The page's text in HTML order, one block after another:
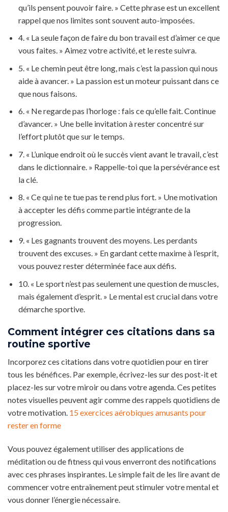
qu’ils pensent pouvoir faire. » Cette phrase est un excellent
rappel que nos limites sont souvent auto-imposées.
4. « La seule façon de faire du bon travail est d’aimer ce que
vous faites. » Aimez votre activité, et le reste suivra.
5. « Le chemin peut être long, mais c’est la passion qui nous
aide à avancer. » La passion est un moteur puissant dans ce
que nous faisons.
6. « Ne regarde pas l’horloge : fais ce qu’elle fait. Continue
d’avancer. » Une belle invitation à rester concentré sur
l’effort plutôt que sur le temps.
7. « L’unique endroit où le succès vient avant le travail, c’est
dans le dictionnaire. » Rappelle-toi que la persévérance est
la clé.
8. « Ce qui ne te tue pas te rend plus fort. » Une motivation
à accepter les défis comme partie intégrante de la
progression.
9. « Les gagnants trouvent des moyens. Les perdants
trouvent des excuses. » En gardant cette maxime à l’esprit,
vous pouvez rester déterminée face aux défis.
10. « Le sport n’est pas seulement une question de muscles,
mais également d’esprit. » Le mental est crucial dans votre
démarche sportive.
Comment intégrer ces citations dans sa
routine sportive
Incorporez ces citations dans votre quotidien pour en tirer
tous les bénéfices. Par exemple, écrivez-les sur des post-it et
placez-les sur votre miroir ou dans votre agenda. Ces petites
notes visuelles peuvent agir comme des rappels quotidiens de
votre motivation. 15 exercices aérobiques amusants pour
rester en forme
Vous pouvez également utiliser des applications de
méditation ou de fitness qui vous enverront des notifications
avec ces phrases inspirantes. Le simple fait de les lire avant de
commencer votre entraînement peut stimuler votre mental et
vous donner l’énergie nécessaire.